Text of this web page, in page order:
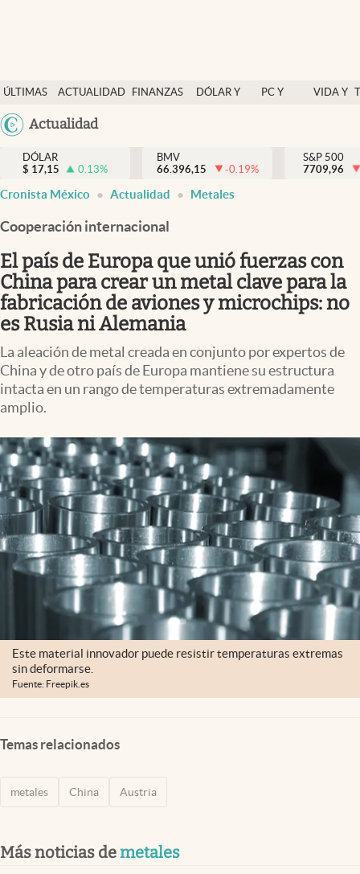
ÚLTIMAS
NOTICIAS
ACTUALIDAD
FINANZAS
DÓLAR Y
PC Y
VIDA Y
México
Actualidad
Actualidad
Finanzas y economía
Dólar y mercados
Pc y celular
Vida y estilo
Clima
Espiritualidad
abre en nueva pestaña
México
DÓLAR
$ 17,15 0.13%
BMV
66.396,15
-0.19%
S&P 500
7709,96
Cronista México Actualidad Metales
Cooperación internacional
El país de Europa que unió fuerzas con
China para crear un metal clave para la
fabricación de aviones y microchips: no
es Rusia ni Alemania
La aleación de metal creada en conjunto por expertos de
China y de otro país de Europa mantiene su estructura
intacta en un rango de temperaturas extremadamente
amplio.
Este material innovador puede resistir temperaturas extremas
sin deformarse.
Fuente: Freepik.es
Temas relacionados
metales China Austria
Más noticias demetales